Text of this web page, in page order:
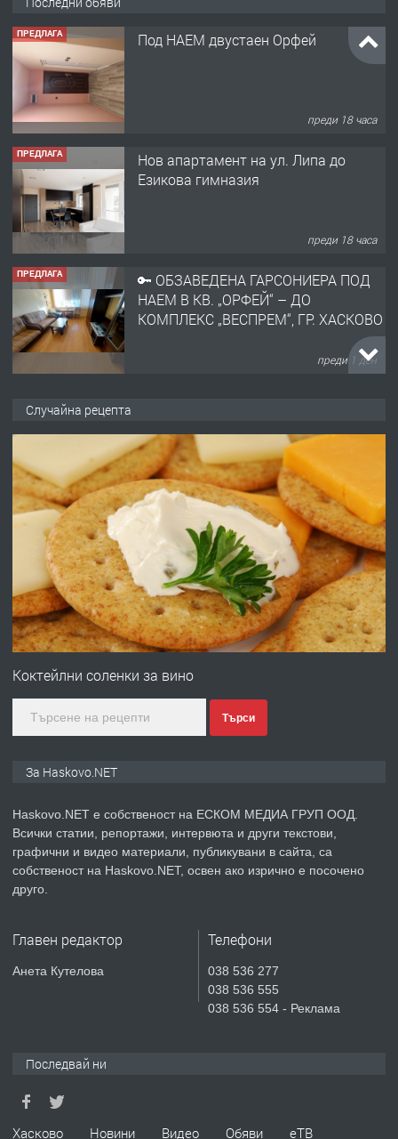
ПРЕДЛАГА Под НАЕМ двустаен Орфей
преди 18 часа
ПРЕДЛАГА
Нов апартамент на ул. Липа до
Езикова гимназия
преди 18 часа
ПРЕДЛАГА
🔑 ОБЗАВЕДЕНА ГАРСОНИЕРА ПОД
НАЕМ В КВ. „ОРФЕЙ“ – ДО
КОМПЛЕКС „ВЕСПРЕМ“, ГР. ХАСКОВО
преди 1 ден
АПАРТАМЕНТ В ЦЕНТЪРА НА ГР.
ХАСКОВО
преди 2 дни
ПРЕДЛАГА Давам гараж под наем
преди 2 дни
ПРЕДЛАГА
№4120 Магазин/Офис под наем в кв.
градската градина!
преди 3 дни
ПРЕДЛАГА
Продавам парцел в гр. Хасково кв.
СГЛОБЯВАНЕ НА МЕБЕЛИ.
Случайна рецепта
Коктейлни соленки за вино
Търси
За Haskovo.NET
Haskovo.NET е собственост на ЕСКОМ МЕДИА ГРУП ООД.
Всички статии, репортажи, интервюта и други текстови,
графични и видео материали, публикувани в сайта, са
собственост на Haskovo.NET, освен ако изрично е посочено
друго.
Главен редактор
Анета Кутелова
Телефони
038 536 277
038 536 555
038 536 554 - Реклама
Последвай ни
Хасково Новини Видео Обяви еТВ